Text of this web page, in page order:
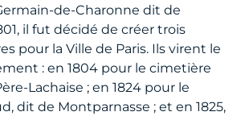
de-Charonne dit de
il fut décidé de créer trois
pour la Ville de Paris. Ils virent le
: en 1804 pour le cimetière
Lachaise ; en 1824 pour le
dit de Montparnasse ; et en 1825,